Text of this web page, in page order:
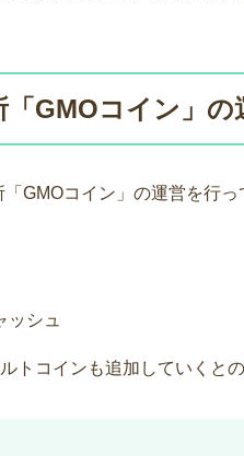
「GMOコイン」の
GMOコイン」の運営を行っ
ッシュ
トコインも追加していくとの